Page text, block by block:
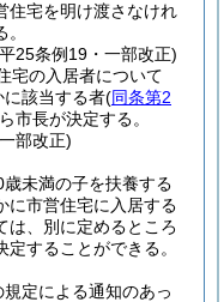
住宅を明け渡さなけれ
25条例19・一部改正)
宅の入居者について
に該当する者(同条第2
市長が決定する。
部改正)
未満の子を扶養する
に市営住宅に入居する
は、別に定めるところ
することができる。
規定による通知のあっ